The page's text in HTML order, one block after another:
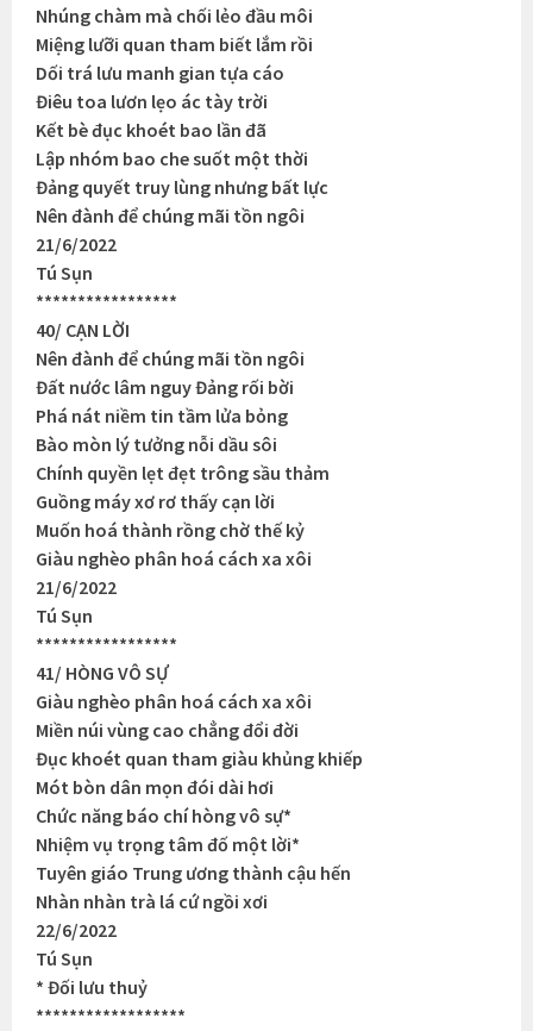
Nhúng chàm mà chối lẻo đầu môi
Miệng lưỡi quan tham biết lắm rồi
Dối trá lưu manh gian tựa cáo
Điêu toa lươn lẹo ác tày trời
Kết bè đục khoét bao lần đã
Lập nhóm bao che suốt một thời
Đảng quyết truy lùng nhưng bất lực
Nên đành để chúng mãi tồn ngôi
21/6/2022
Tú Sụn
*****************
40/ CẠN LỜI
Nên đành để chúng mãi tồn ngôi
Đất nước lâm nguy Đảng rối bời
Phá nát niềm tin tầm lửa bỏng
Bào mòn lý tưởng nỗi dầu sôi
Chính quyền lẹt đẹt trông sầu thảm
Guồng máy xơ rơ thấy cạn lời
Muốn hoá thành rồng chờ thế kỷ
Giàu nghèo phân hoá cách xa xôi
21/6/2022
Tú Sụn
*****************
41/ HÒNG VÔ SỰ
Giàu nghèo phân hoá cách xa xôi
Miền núi vùng cao chẳng đổi đời
Đục khoét quan tham giàu khủng khiếp
Mót bòn dân mọn đói dài hơi
Chức năng báo chí hòng vô sự*
Nhiệm vụ trọng tâm đố một lời*
Tuyên giáo Trung ương thành cậu hến
Nhàn nhàn trà lá cứ ngồi xơi
22/6/2022
Tú Sụn
* Đối lưu thuỷ
******************